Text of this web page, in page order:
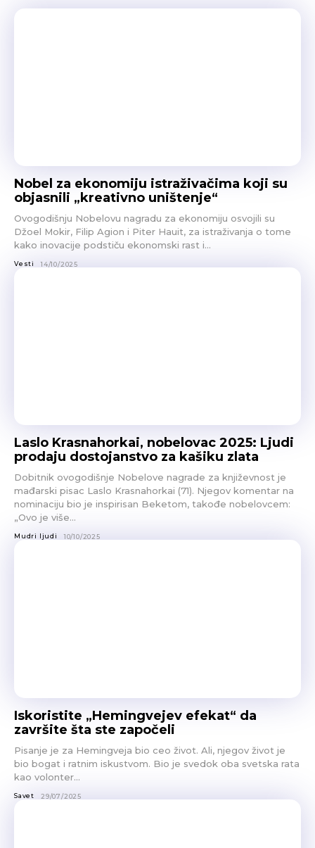
Nobel za ekonomiju istraživačima koji su
objasnili „kreativno uništenje“
Ovogodišnju Nobelovu nagradu za ekonomiju osvojili su
Džoel Mokir, Filip Agion i Piter Hauit, za istraživanja o tome
kako inovacije podstiču ekonomski rast i...
Vesti 14/10/2025
Laslo Krasnahorkai, nobelovac 2025: Ljudi
prodaju dostojanstvo za kašiku zlata
Dobitnik ovogodišnje Nobelove nagrade za književnost je
mađarski pisac Laslo Krasnahorkai (71). Njegov komentar na
nominaciju bio je inspirisan Beketom, takođe nobelovcem:
„Ovo je više...
Mudri ljudi 10/10/2025
Iskoristite „Hemingvejev efekat“ da
završite šta ste započeli
Pisanje je za Hemingveja bio ceo život. Ali, njegov život je
bio bogat i ratnim iskustvom. Bio je svedok oba svetska rata
kao volonter...
Savet 29/07/2025